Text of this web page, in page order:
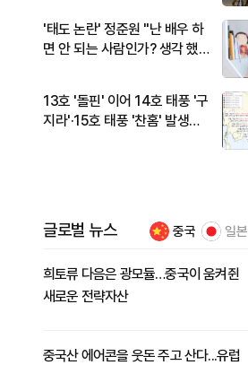
'태도 논란' 정준원 "난 배우 하
면 안 되는 사람인가? 생각 했
13호 '돌핀' 이어 14호 태풍 '구
지라'·15호 태풍 '찬홈' 발생…
글로벌 뉴스 중국 일본
희토류 다음은 광모듈…중국이 움켜쥔
새로운 전략자산
중국산 에어콘을 웃돈 주고 산다...유럽